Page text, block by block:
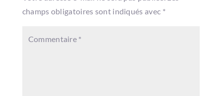
champs obligatoires sont indiqués avec *